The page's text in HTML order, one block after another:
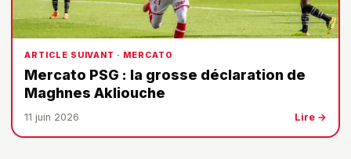
ARTICLE SUIVANT · MERCATO
Mercato PSG : la grosse déclaration de
Maghnes Akliouche
11 juin 2026 Lire →